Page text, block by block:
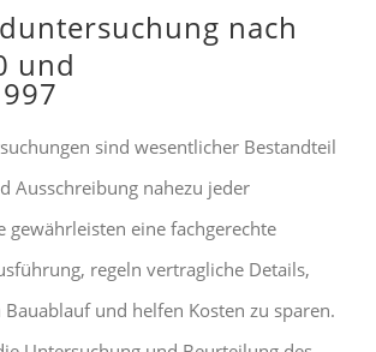
nach
und
sind wesentlicher Bestandteil
Ausschreibung nahezu jeder
gewährleisten eine fachgerechte
regeln vertragliche Details,
und helfen Kosten zu sparen.